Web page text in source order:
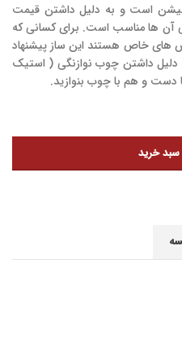
است و به دلیل داشتن قیمت
آن ها مناسب است. برای کسانی که
های خاص هستند این ساز پیشنهاد
داشتن چوب نوازنگی ( استیک
دست و هم با چوب بنوازید.
سبد خرید